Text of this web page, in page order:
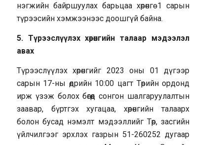
нэгжийн байршуулах барьцаа хөрөнгө 1 сарын
түрээсийн хэмжээнээс доошгүй байна.
5. Түрээслүүлэх хөрөнгийн талаар мэдээлэл
авах
Түрээслүүлэх хөрөнгийг 2023 оны 01 дүгээр
сарын 17-ны өдрийн 10:00 цагт Төрийн ордонд
ирж үзэж болох бөгөөд сонгон шалгаруулалтын
заавар, бүртгэх хугацаа, хөрөнгийн талаарх
болон бусад нэмэлт мэдээллийг Төр, засгийн
үйлчилгээг эрхлэх газрын 51-260252 дугаар